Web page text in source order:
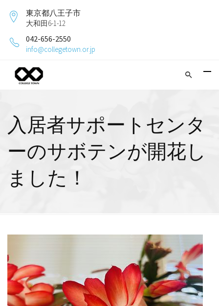
東京都八王子市
大和田6-1-12
042-656-2550
info@collegetown.or.jp
入居者サポートセンタ
ーのサボテンが開花し
ました！